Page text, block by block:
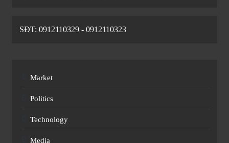
SĐT: 0912110329 - 0912110323
Market
Politics
Technology
Media